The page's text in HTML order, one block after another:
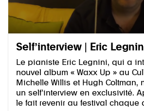
Self’interview | Eric
Le pianiste Eric Legnini, qui a
nouvel album « Waxx Up » au
Michelle Willis et Hugh Coltman,
un self’interview en exclusivité.
le fait revenir au festival chaque